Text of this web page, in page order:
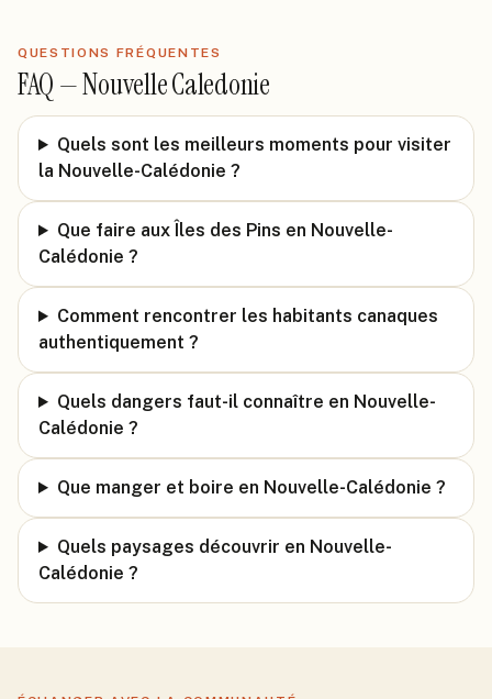
QUESTIONS FRÉQUENTES
FAQ —Nouvelle Caledonie
Quels sont les meilleurs moments pour visiter
la Nouvelle-Calédonie ?
Que faire aux Îles des Pins en Nouvelle-
Calédonie ?
Comment rencontrer les habitants canaques
authentiquement ?
Quels dangers faut-il connaître en Nouvelle-
Calédonie ?
Que manger et boire en Nouvelle-Calédonie ?
Quels paysages découvrir en Nouvelle-
Calédonie ?